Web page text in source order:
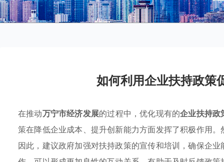
如何利用企业扶持政策
在推动万宁市经济发展的过程中，优化现有的企业扶持政
策在降低企业成本、提升创新能力方面发挥了积极作用
因此，建议政府加强对扶持政策的宣传和培训，确保企